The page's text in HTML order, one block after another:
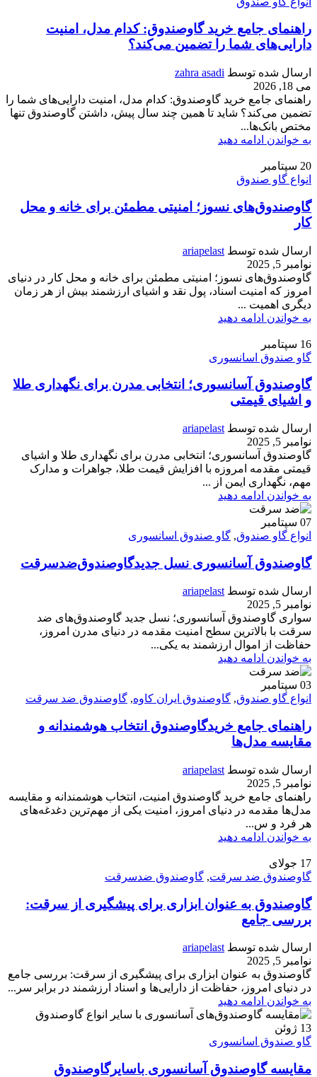
راهنمای جامع خرید گاوصندوق: کدام مدل، امنیت
دارایی‌های شما را تضمین می‌کند؟
ارسال شده توسط zahra asadi
می 18, 2026
راهنمای جامع خرید گاوصندوق: کدام مدل، امنیت دارایی‌های شما را
تضمین می‌کند؟ شاید تا همین چند سال پیش، داشتن گاوصندوق تنها
مختص بانک‌ها...
به خواندن ادامه دهید
20 سپتامبر
انواع گاو صندوق
گاوصندوق‌های نسوز؛ امنیتی مطمئن برای خانه و محل
کار
ارسال شده توسط ariapelast
نوامبر 5, 2025
گاوصندوق‌های نسوز؛ امنیتی مطمئن برای خانه و محل کار در دنیای
امروز که امنیت اسناد، پول نقد و اشیای ارزشمند بیش از هر زمان
دیگری اهمیت ...
به خواندن ادامه دهید
16 سپتامبر
گاو صندوق اسانسوری
گاوصندوق آسانسوری؛ انتخابی مدرن برای نگهداری طلا
و اشیای قیمتی
ارسال شده توسط ariapelast
نوامبر 5, 2025
گاوصندوق آسانسوری؛ انتخابی مدرن برای نگهداری طلا و اشیای
قیمتی مقدمه امروزه با افزایش قیمت طلا، جواهرات و مدارک
مهم، نگهداری ایمن از ...
به خواندن ادامه دهید
07 سپتامبر
انواع گاو صندوق, گاو صندوق اسانسوری
گاوصندوق آسانسوری نسل جدیدگاوصندوق‌ضدسرقت
ارسال شده توسط ariapelast
نوامبر 5, 2025
سواری گاوصندوق آسانسوری؛ نسل جدید گاوصندوق‌های ضد
سرقت با بالاترین سطح امنیت مقدمه در دنیای مدرن امروز،
حفاظت از اموال ارزشمند به یکی...
به خواندن ادامه دهید
03 سپتامبر
انواع گاو صندوق, گاوصندوق ایران کاوه, گاوصندوق ضد سرقت
راهنمای جامع خریدگاوصندوق انتخاب هوشمندانه و
مقایسه مدل‌ها
ارسال شده توسط ariapelast
نوامبر 5, 2025
راهنمای جامع خرید گاوصندوق امنیت، انتخاب هوشمندانه و مقایسه
مدل‌ها مقدمه در دنیای امروز، امنیت یکی از مهم‌ترین دغدغه‌های
هر فرد و س...
به خواندن ادامه دهید
17 جولای
گاوصندوق ضد سرقت, گاوصندوق ضدسرقت
گاوصندوق به عنوان ابزاری برای پیشگیری از سرقت:
بررسی جامع
ارسال شده توسط ariapelast
نوامبر 5, 2025
گاوصندوق به عنوان ابزاری برای پیشگیری از سرقت: بررسی جامع
در دنیای امروز، حفاظت از دارایی‌ها و اسناد ارزشمند در برابر سر...
به خواندن ادامه دهید
13 ژوئن
گاو صندوق اسانسوری
مقایسه گاوصندوق‌ آسانسوری باسایرگاوصندوق